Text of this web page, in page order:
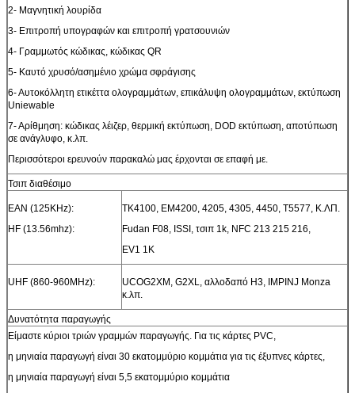
2- Μαγνητική λουρίδα
3- Επιτροπή υπογραφών και επιτροπή γρατσουνιών
4- Γραμμωτός κώδικας, κώδικας QR
5- Καυτό χρυσό/ασημένιο χρώμα σφράγισης
6- Αυτοκόλλητη ετικέττα ολογραμμάτων, επικάλυψη ολογραμμάτων, εκτύπωση
Uniewable
7- Αρίθμηση: κώδικας λέιζερ, θερμική εκτύπωση, DOD εκτύπωση, αποτύπωση
σε ανάγλυφο, κ.λπ.
Περισσότεροι ερευνούν παρακαλώ μας έρχονται σε επαφή με.
Τσιπ διαθέσιμο
ΕΑΝ (125KHz):
HF (13.56mhz):
TK4100, EM4200, 4205, 4305, 4450, T5577, Κ.ΛΠ.
Fudan F08, ISSI, τσιπ 1k, NFC 213 215 216,
EV1 1K
UHF (860-960MHz):
UCOG2XM, G2XL, αλλοδαπό H3, IMPINJ Monza
κ.λπ.
Δυνατότητα παραγωγής
Είμαστε κύριοι τριών γραμμών παραγωγής. Για τις κάρτες PVC,
η μηνιαία παραγωγή είναι 30 εκατομμύριο κομμάτια για τις έξυπνες κάρτες,
η μηνιαία παραγωγή είναι 5,5 εκατομμύριο κομμάτια